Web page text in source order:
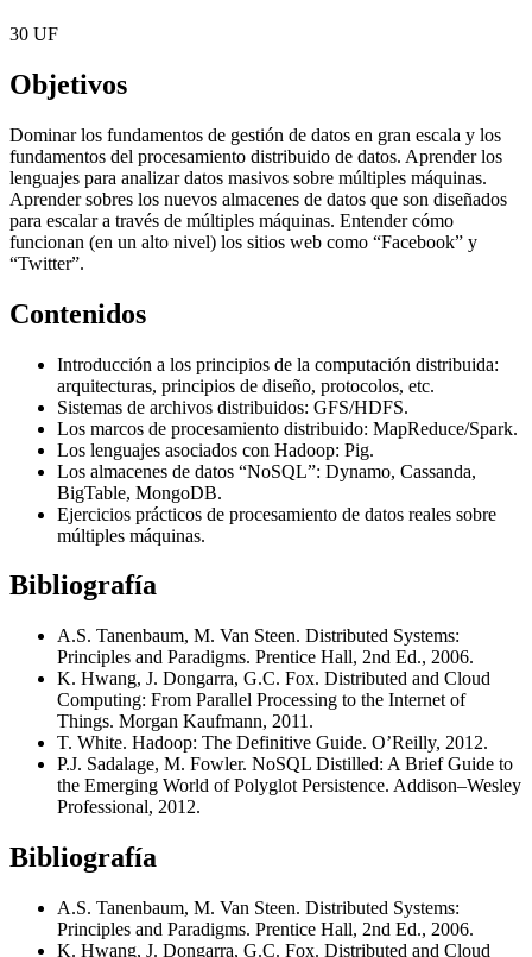
30 UF
Objetivos
Dominar los fundamentos de gestión de datos en gran escala y los
fundamentos del procesamiento distribuido de datos. Aprender los
lenguajes para analizar datos masivos sobre múltiples máquinas.
Aprender sobres los nuevos almacenes de datos que son diseñados
para escalar a través de múltiples máquinas. Entender cómo
funcionan (en un alto nivel) los sitios web como “Facebook” y
“Twitter”.
Contenidos
Introducción a los principios de la computación distribuida:
arquitecturas, principios de diseño, protocolos, etc.
Sistemas de archivos distribuidos: GFS/HDFS.
Los marcos de procesamiento distribuido: MapReduce/Spark.
Los lenguajes asociados con Hadoop: Pig.
Los almacenes de datos “NoSQL”: Dynamo, Cassanda,
BigTable, MongoDB.
Ejercicios prácticos de procesamiento de datos reales sobre
múltiples máquinas.
Bibliografía
A.S. Tanenbaum, M. Van Steen. Distributed Systems:
Principles and Paradigms. Prentice Hall, 2nd Ed., 2006.
K. Hwang, J. Dongarra, G.C. Fox. Distributed and Cloud
Computing: From Parallel Processing to the Internet of
Things. Morgan Kaufmann, 2011.
T. White. Hadoop: The Definitive Guide. O’Reilly, 2012.
P.J. Sadalage, M. Fowler. NoSQL Distilled: A Brief Guide to
the Emerging World of Polyglot Persistence. Addison–Wesley
Professional, 2012.
Bibliografía
A.S. Tanenbaum, M. Van Steen. Distributed Systems:
Principles and Paradigms. Prentice Hall, 2nd Ed., 2006.
K. Hwang, J. Dongarra, G.C. Fox. Distributed and Cloud